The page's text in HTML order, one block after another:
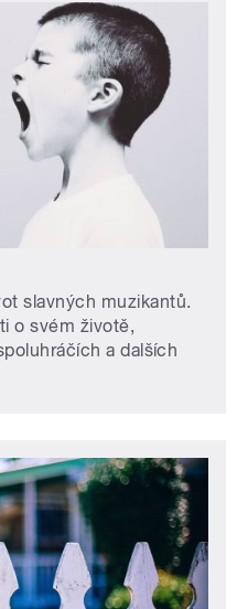
slavných muzikantů.
o svém životě,
a dalších